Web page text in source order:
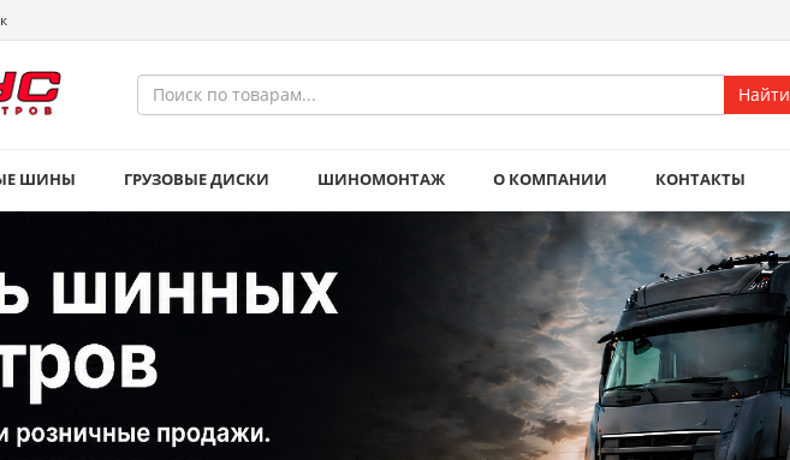
Найти
ШИНЫ ГРУЗОВЫЕ ДИСКИ ШИНОМОНТАЖ О КОМПАНИИ КОНТАКТЫ